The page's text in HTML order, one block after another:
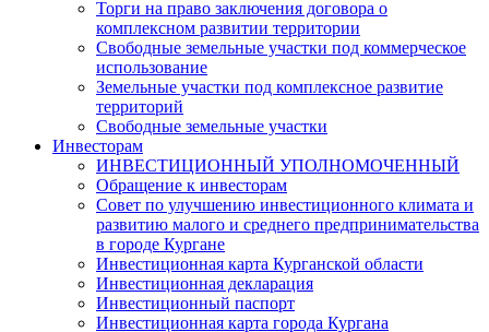
Торги на право заключения договора о
комплексном развитии территории
Свободные земельные участки под коммерческое
использование
Земельные участки под комплексное развитие
территорий
Свободные земельные участки
Инвесторам
ИНВЕСТИЦИОННЫЙ УПОЛНОМОЧЕННЫЙ
Обращение к инвесторам
Совет по улучшению инвестиционного климата и
развитию малого и среднего предпринимательства
в городе Кургане
Инвестиционная карта Курганской области
Инвестиционная декларация
Инвестиционный паспорт
Инвестиционная карта города Кургана